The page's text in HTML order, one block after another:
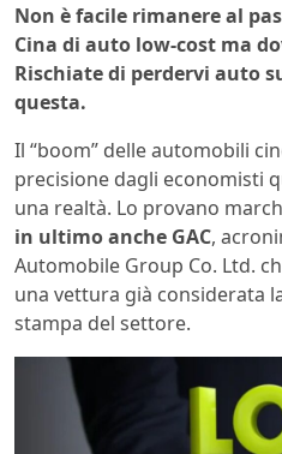
Non è facile rimanere al
Cina di auto low-cost ma
Rischiate di perdervi auto
questa.
Il “boom” delle automobili
precisione dagli economisti
una realtà. Lo provano
in ultimo anche GAC,
Automobile Group Co. Ltd.
una vettura già considerata
stampa del settore.